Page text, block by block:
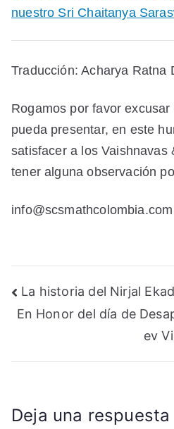
nuestro Sri Chaitanya
Traducción: Acharya Ratna
Rogamos por favor
pueda presentar, en este
satisfacer a los Vaishnavas
tener alguna observación
info@scsmathcolombia.com
Navegación
de
La historia del Nirjal
En Honor del día de
ev
Deja una respuesta